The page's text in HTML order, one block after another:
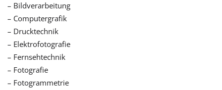
– Bildverarbeitung
– Computergrafik
– Drucktechnik
– Elektrofotografie
– Fernsehtechnik
– Fotografie
– Fotogrammetrie